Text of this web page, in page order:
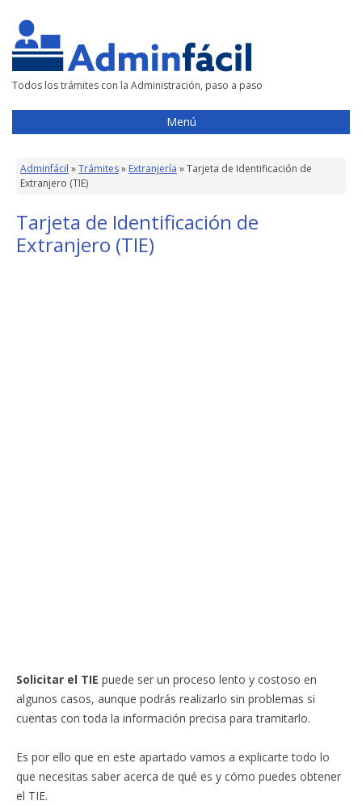
Todos los trámites con la Administración, paso a paso
Menú
Adminfácil »Trámites» Extranjería »Tarjeta de Identificación de
Extranjero (TIE)
Tarjeta de Identificación de
Extranjero (TIE)
Solicitar el TIE puede ser un proceso lento y costoso en
algunos casos, aunque podrás realizarlo sin problemas si
cuentas con toda la información precisa para tramitarlo.
Es por ello que en este apartado vamos a explicarte todo lo
que necesitas saber acerca de qué es y cómo puedes obtener
el TIE.